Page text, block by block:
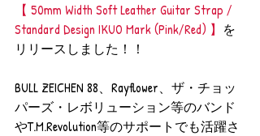
【 50mm Width Soft Leather Guitar Strap /
Standard Design IKUO Mark (Pink/Red) 】 を
リリースしました！！
BULL ZEICHEN 88、Rayflower、ザ・チョッ
パーズ・レボリューション等のバンド
やT.M.Revolution等のサポートでも活躍さ